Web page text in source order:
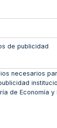
de publicidad
necesarios
de Economía